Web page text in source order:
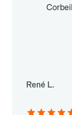
Corbeil
René L.